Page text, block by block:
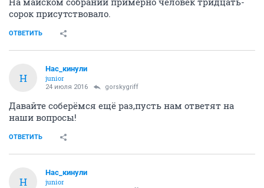
сорок присутствовало.
ОТВЕТИТЬ
Н
Нас_кинули
junior
24 июля 2016 gorskygriff
Давайте соберёмся ещё раз,пусть нам ответят на
наши вопросы!
ОТВЕТИТЬ
Н
Нас_кинули
junior